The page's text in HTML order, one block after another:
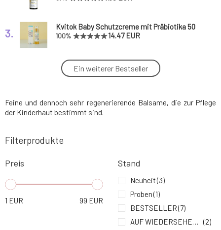
3.
Kvitok Baby Schutzcreme mit Präbiotika 50
ml
100% 14.47 EUR
Anela Ich schütze Popos Zinksalbe
100% 3.65 EUR
5.
Anela Sanfter Herr Hafer beruhigende
geschlagene Butter
91%
6.
Usva Balsam mit hohem Gehalt an Omega-
7.
Usva Nährbalsam mit Betacarotin Wild Fruit
30 ml
25.89 EUR
Little Butterfly Beruhigende Baby-
Gesichtscreme Wrapped in Love
33.64 EUR
Ein weiterer Bestseller
Feine und dennoch sehr regenerierende Balsame, die zur Pflege
der Kinderhaut bestimmt sind.
Filterprodukte
Preis
1 EUR 99 EUR
Stand
Neuheit(3)
Proben(1)
BESTSELLER(7)
AUF WIEDERSEHEN SAGEN
(2)